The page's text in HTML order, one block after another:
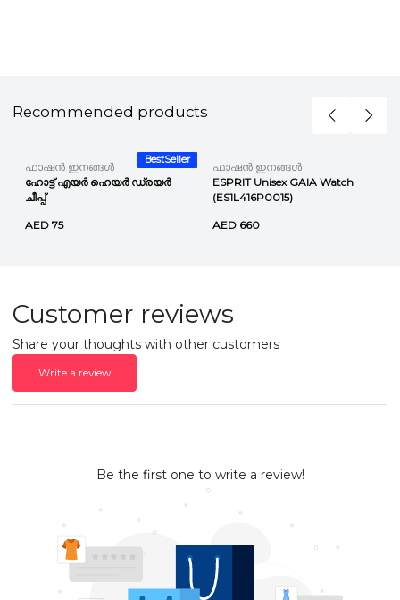
Recommended products
BestSeller
ഫാഷൻ ഇനങ്ങൾ
ഹോട്ട് എയർ ഹെയർ ഡ്രയർ
ചീപ്പ്
AED 75
ഫാഷൻ ഇനങ്ങൾ
ESPRIT Unisex GAIA Watch
(ES1L416P0015)
AED 660
Customer reviews
Share your thoughts with other customers
Write a review
Be the first one to write a review!